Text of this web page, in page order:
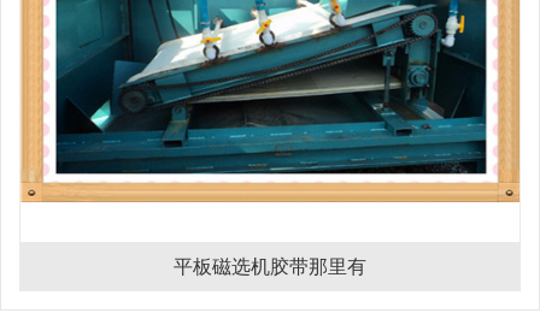
平板磁选机胶带那里有